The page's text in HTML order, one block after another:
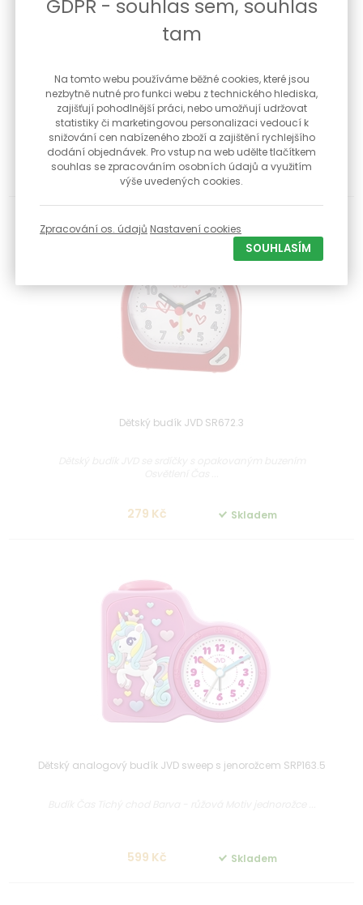
Dětské nástěnné hodiny JVD HA49.2
Dětské plastové nástěnné hodiny s plynulým chodem bez
tikání Materiál - pl...
499 Kč Skladem
Dětský budík JVD SR672.3
279 Kč Skladem
Dětský analogový budík JVD sweep s jenorožcem SRP163.5
599 Kč Skladem
GDPR - souhlas sem, souhlas
tam
Na tomto webu používáme běžné cookies, které jsou
nezbytně nutné pro funkci webu z technického hlediska,
zajišťují pohodlnější práci, nebo umožňují udržovat
statistiky či marketingovou personalizaci vedoucí k
snižování cen nabízeného zboží a zajištění rychlejšího
dodání objednávek. Pro vstup na web udělte tlačítkem
souhlas se zpracováním osobních údajů a využitím
výše uvedených cookies.
Zpracování os. údajů Nastavení cookies
SOUHLASÍM